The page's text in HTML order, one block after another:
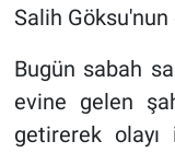
Salih Göksu'nun
Bugün sabah
evine gelen
getirerek olayı